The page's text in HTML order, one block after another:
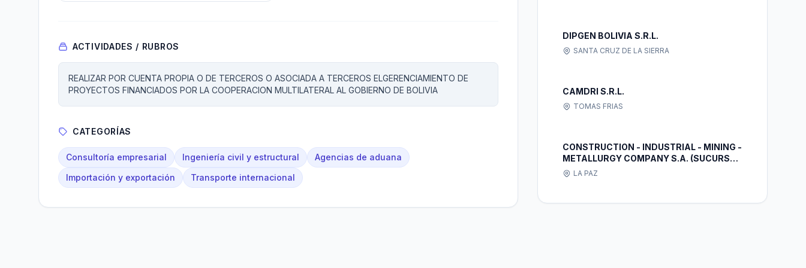
ACTIVIDADES / RUBROS
REALIZAR POR CUENTA PROPIA O DE TERCEROS O ASOCIADA A TERCEROS ELGERENCIAMIENTO DE
PROYECTOS FINANCIADOS POR LA COOPERACION MULTILATERAL AL GOBIERNO DE BOLIVIA
CATEGORÍAS
Consultoría empresarial Ingeniería civil y estructural
Agencias de aduana
Importación y exportación
Transporte internacional
DIPGEN BOLIVIA S.R.L.
SANTA CRUZ DE LA SIERRA
CAMDRI S.R.L.
TOMAS FRIAS
CONSTRUCTION - INDUSTRIAL - MINING -
METALLURGY COMPANY S.A. (SUCURSAL
BOLIVIA)
LA PAZ